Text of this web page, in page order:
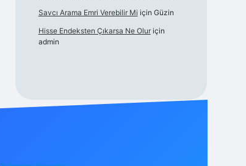
Savcı Arama Emri Verebilir Mi için Güzin
Hisse Endeksten Çıkarsa Ne Oluriçin
admin